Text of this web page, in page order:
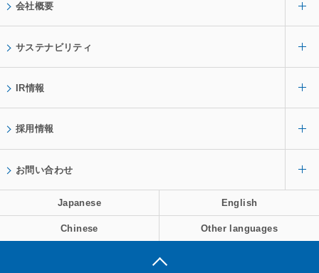
会社概要
サステナビリティ
IR情報
採用情報
お問い合わせ
Japanese English
Chinese Other languages